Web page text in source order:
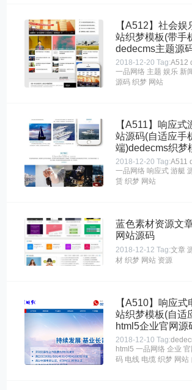
【A512】社会娱
站织梦模板(带手
dedecms主题源
2018-12-20 Tag:A512
一品网络 主题 娱乐 新
源码 织梦 网站
【A511】响应式
站源码(自适应手
端)dedecms织梦
2018-12-20 Tag:A511
一品网络 响应式 游艇
赁 织梦 网站
蓝色素材资源文
网站源码
2018-12-12 Tag:文章
材 织梦 网站 资源
【A510】响应式
站织梦模板(自适
html5企业官网源
2018-12-10 Tag:
html5 一品网络 企业 官
码 电线 电缆 织梦 网站